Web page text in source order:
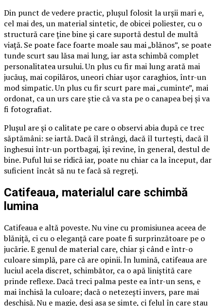
Din punct de vedere practic, plușul folosit la urșii mari e,
cel mai des, un material sintetic, de obicei poliester, cu o
structură care ține bine și care suportă destul de multă
viață. Se poate face foarte moale sau mai „blănos”, se poate
tunde scurt sau lăsa mai lung, iar asta schimbă complet
personalitatea ursului. Un plus cu fir mai lung arată mai
jucăuș, mai copilăros, uneori chiar ușor caraghios, într-un
mod simpatic. Un plus cu fir scurt pare mai „cuminte”, mai
ordonat, ca un urs care știe că va sta pe o canapea bej și va
fi fotografiat.
Plușul are și o calitate pe care o observi abia după ce trec
săptămâni: se iartă. Dacă îl strângi, dacă îl turtești, dacă îl
înghesui într-un portbagaj, își revine, în general, destul de
bine. Puful lui se ridică iar, poate nu chiar ca la început, dar
suficient încât să nu te facă să regreți.
Catifeaua, materialul care schimbă
lumina
Catifeaua e altă poveste. Nu vine cu promisiunea aceea de
blăniță, ci cu o eleganță care poate fi surprinzătoare pe o
jucărie. E genul de material care, chiar și când e într-o
culoare simplă, pare că are opinii. În lumină, catifeaua are
luciul acela discret, schimbător, ca o apă liniștită care
prinde reflexe. Dacă treci palma peste ea într-un sens, e
mai închisă la culoare; dacă o netezești invers, pare mai
deschisă. Nu e magie, deși așa se simte, ci felul în care stau